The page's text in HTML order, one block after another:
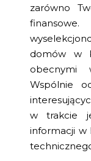
zarówno
domów w
obecnymi
Wspólnie
w trakcie
informacji w